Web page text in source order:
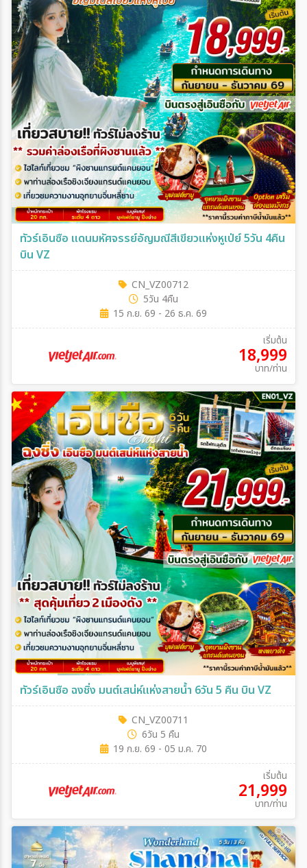
ทัวร์เอินซือ แดนมหัศจรรย์อัญมณีสีเขียวแห่งหูเป่ย์ 5วัน 4คืน
บิน VZ
CN_VZ00712
5วัน 4คืน
15 ก.ย. 69 - 26 ธ.ค. 69
เริ่มต้น
18,999
บาท/ท่าน
ทัวร์เอินซือ ฉงชิ่ง มนต์เสน่ห์แห่งสายน้ำ 6วัน 5 คืน บิน VZ
CN_VZ00711
6วัน 5 คืน
19 ก.ย. 69 - 05 ม.ค. 70
เริ่มต้น
21,999
บาท/ท่าน